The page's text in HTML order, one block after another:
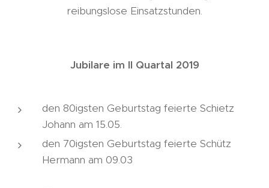
reibungslose Einsatzstunden.
Jubilare im II Quartal 2019
den 80igsten Geburtstag feierte Schietz
Johann am 15.05.
den 70igsten Geburtstag feierte Schütz
Hermann am 09.03